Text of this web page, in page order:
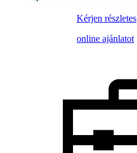
Kérjen részletes
online ajánlatot